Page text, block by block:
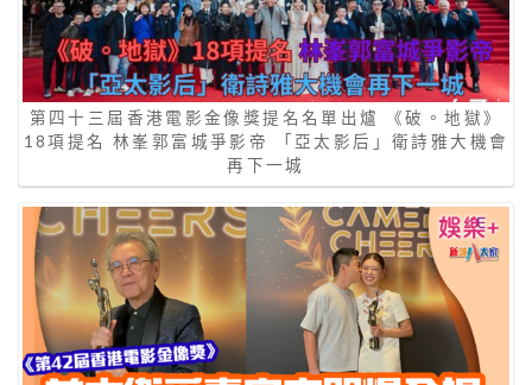
第四十三屆香港電影金像獎提名名單出爐 《破。地獄》
18項提名 林峯郭富城爭影帝 「亞太影后」衛詩雅大機會
再下一城